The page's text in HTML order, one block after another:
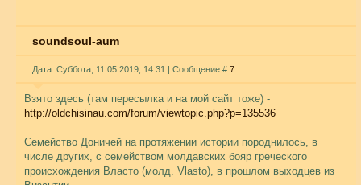
soundsoul-aum
Дата: Суббота, 11.05.2019, 14:31 | Сообщение # 7
Взято здесь (там пересылка и на мой сайт тоже) -
http://oldchisinau.com/forum/viewtopic.php?p=135536
Семейство Доничей на протяжении истории породнилось, в
числе других, с семейством молдавских бояр греческого
происхождения Власто (молд. Vlasto), в прошлом выходцев из